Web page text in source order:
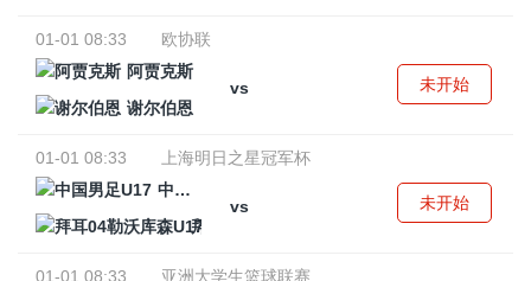
01-01 08:33
欧协联
阿贾克斯
vs
谢尔伯恩
未开始
01-01 08:33
上海明日之星冠军杯
中国男足U17
vs
拜耳04勒沃库森U17
未开始
01-01 08:33
亚洲大学生篮球联赛